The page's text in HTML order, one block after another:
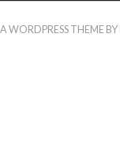
A WORDPRESS THEME BY